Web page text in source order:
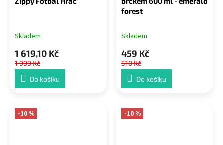
Skladem
1 619,10 Kč
1 999 Kč
Do košíku
forest
Skladem
459 Kč
510 Kč
Do košíku
-10 % -10 %